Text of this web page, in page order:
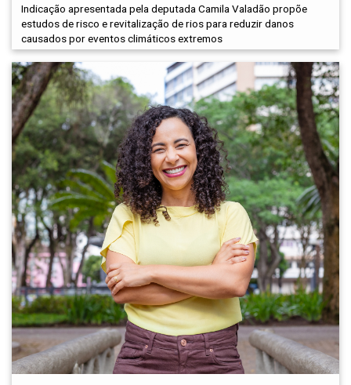
Indicação apresentada pela deputada Camila Valadão propõe
estudos de risco e revitalização de rios para reduzir danos
causados por eventos climáticos extremos